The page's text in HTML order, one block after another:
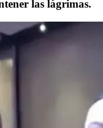
las lágrimas.